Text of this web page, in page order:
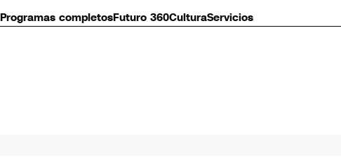
completosFuturo 360CulturaServicios